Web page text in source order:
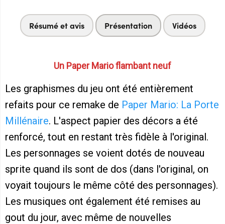
Résumé et avis Présentation Vidéos
Un Paper Mario flambant neuf
Les graphismes du jeu ont été entièrement
refaits pour ce remake de Paper Mario: La Porte
Millénaire. L'aspect papier des décors a été
renforcé, tout en restant très fidèle à l'original.
Les personnages se voient dotés de nouveau
sprite quand ils sont de dos (dans l'original, on
voyait toujours le même côté des personnages).
Les musiques ont également été remises au
gout du jour, avec même de nouvelles